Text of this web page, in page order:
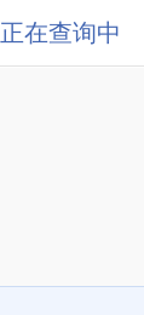
正在查询中